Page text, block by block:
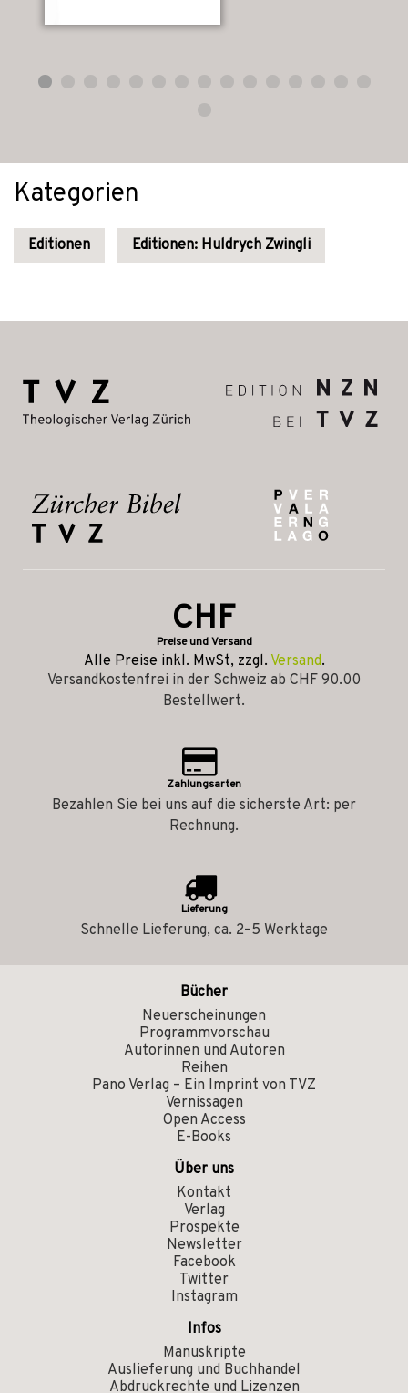
Kategorien
Editionen Editionen: Huldrych Zwingli
CHF
Preise und Versand
Alle Preise inkl. MwSt, zzgl. Versand.
Versandkostenfrei in der Schweiz ab CHF 90.00
Bestellwert.
Zahlungsarten
Bezahlen Sie bei uns auf die sicherste Art: per
Rechnung.
Lieferung
Schnelle Lieferung, ca. 2–5 Werktage
Bücher
Neuerscheinungen
Programmvorschau
Autorinnen und Autoren
Reihen
Pano Verlag – Ein Imprint von TVZ
Vernissagen
Open Access
E-Books
Über uns
Kontakt
Verlag
Prospekte
Newsletter
Facebook
Twitter
Instagram
Infos
Manuskripte
Auslieferung und Buchhandel
Abdruckrechte und Lizenzen